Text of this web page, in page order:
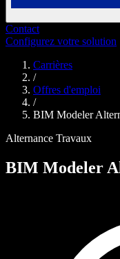
Contact
Configurez votre solution
Carrières
/
Offres d'emploi
/
BIM Modeler
Alternance Travaux
BIM Modeler